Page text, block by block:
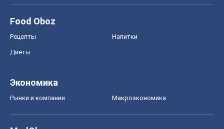
Food Oboz
Рецепты Напитки
Диеты
Экономика
Рынки и компании Mакроэкономика